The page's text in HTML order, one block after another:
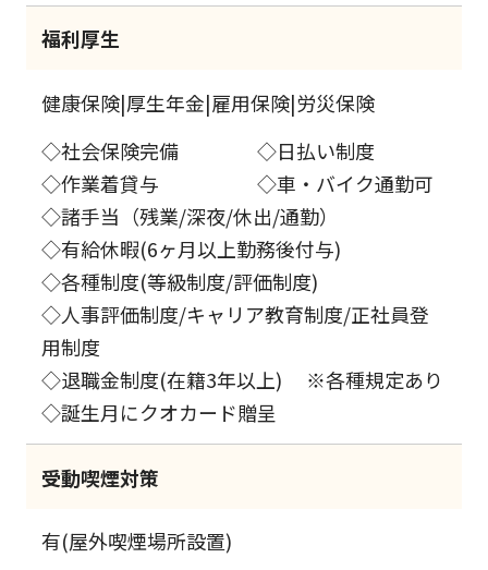
福利厚生
健康保険|厚生年金|雇用保険|労災保険
◇社会保険完備 ◇日払い制度
◇作業着貸与 ◇車・バイク通勤可
◇諸手当（残業/深夜/休出/通勤）
◇有給休暇(6ヶ月以上勤務後付与)
◇各種制度(等級制度/評価制度)
◇人事評価制度/キャリア教育制度/正社員登
用制度
◇退職金制度(在籍3年以上) ※各種規定あり
◇誕生月にクオカード贈呈
受動喫煙対策
有(屋外喫煙場所設置)